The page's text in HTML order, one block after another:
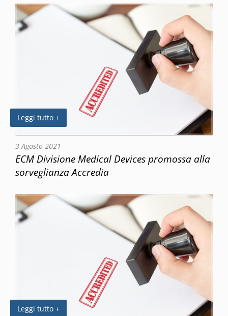
Leggi tutto +
3 Agosto 2021
ECM Divisione Medical Devices promossa alla
sorveglianza Accredia
Leggi tutto +